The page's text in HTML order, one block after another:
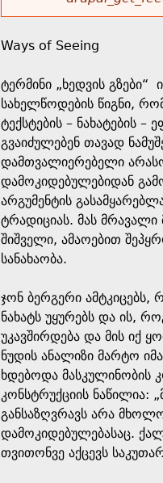
r
s
e
h
e
r
e
o
r
m
e
s
s
g
e
Ways of Seeing
ტერმინი „ხედვის
სახელწოდების წიგნი,
ტექსტების – ნახატების
გვაიძულებენ თავად
დამთვალიერებელი
დამოკიდებულებიდან
არგუმენტის
ტრადიციას. მას
შიშველი, ამაოებით
სანახაობა.
ჯონ ბერგერი ამტკიცებს,
ნახატს უყურებს და ის,
უკავშირდება და მის იქ
ნუდის ანალიზი მარტო
ხდებოდა მასკულინობის
კონსტრუქციის ნაწილია:
განსაზღვრავს არა
დამოკიდებულებასაც.
თვითონვე აქცევს